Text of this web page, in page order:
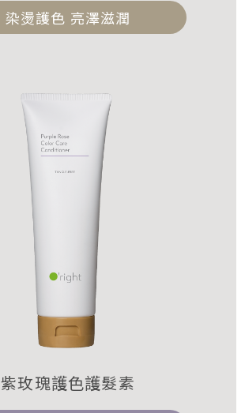
染燙護色 亮澤滋潤
紫玫瑰護色護髮素